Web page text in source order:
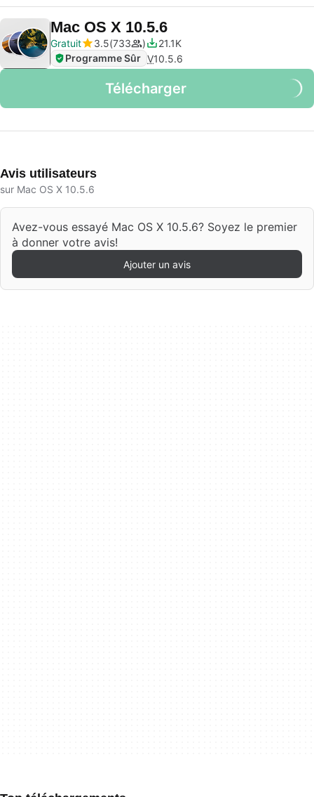
Mac OS X 10.5.6
Gratuit 3.5 733
21.1K
Programme Sûr V10.5.6
Télécharger
Avis utilisateurs
sur Mac OS X 10.5.6
Avez-vous essayé Mac OS X 10.5.6? Soyez le premier
à donner votre avis!
Ajouter un avis